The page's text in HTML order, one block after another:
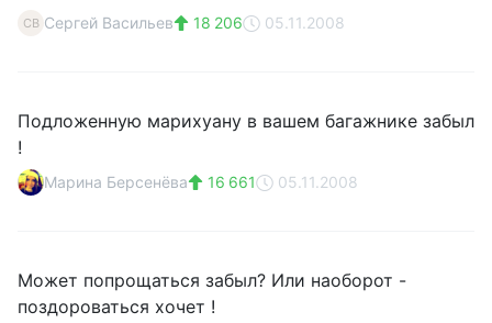
СВ Сергей Васильев 18 206 05.11.2008
Подложенную марихуану в вашем багажнике забыл
!
Марина Берсенёва 16 661 05.11.2008
Может попрощаться забыл? Или наоборот -
поздороваться хочет !